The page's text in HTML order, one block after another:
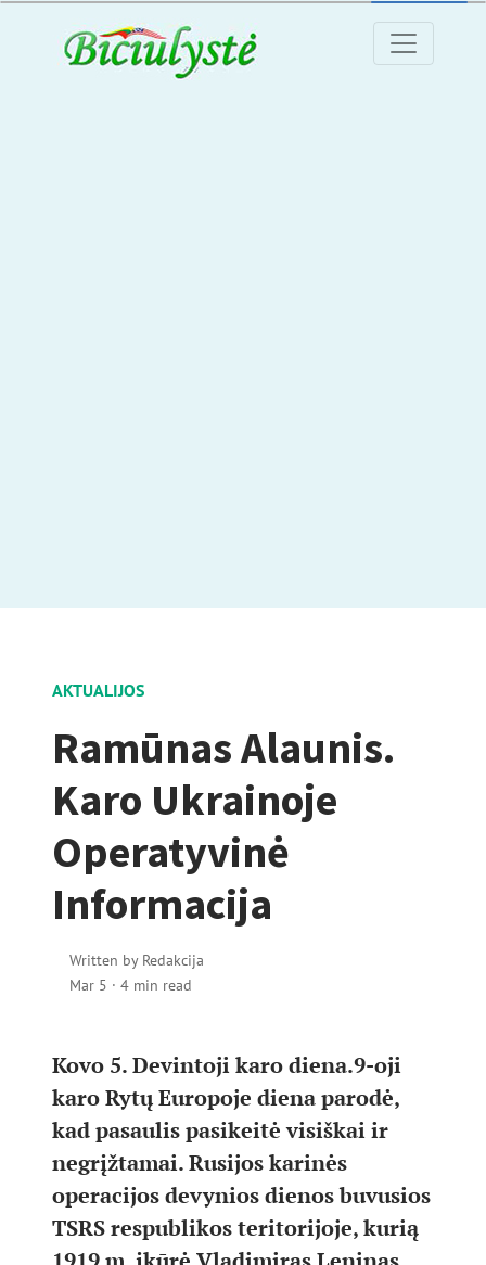
AKTUALIJOS
Ramūnas Alaunis.
Karo Ukrainoje
Operatyvinė
Informacija
Written by Redakcija
Mar 5 · 4 min read
Kovo 5. Devintoji karo diena.9-oji
karo Rytų Europoje diena parodė,
kad pasaulis pasikeitė visiškai ir
negrįžtamai. Rusijos karinės
operacijos devynios dienos buvusios
TSRS respublikos teritorijoje, kurią